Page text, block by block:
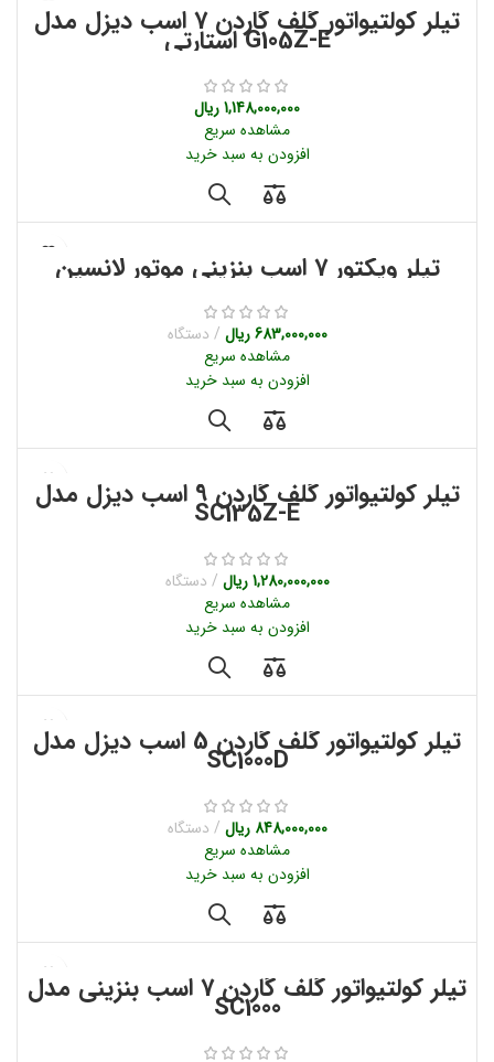
تیلر کولتیواتور گلف گاردن 7 اسب دیزل مدل
G105Z-E استارتی
1,148,000,000ریال
مشاهده سریع
افزودن به سبد خرید
تیلر ویکتور 7 اسب بنزینی موتور لانسین
683,000,000 ریال
دستگاه
مشاهده سریع
افزودن به سبد خرید
تیلر کولتیواتور گلف گاردن 9 اسب دیزل مدل
SC135Z-E
1,280,000,000 ریال
دستگاه
مشاهده سریع
افزودن به سبد خرید
تیلر کولتیواتور گلف گاردن 5 اسب دیزل مدل
SC1000D
848,000,000 ریال
دستگاه
مشاهده سریع
افزودن به سبد خرید
تیلر کولتیواتور گلف گاردن 7 اسب بنزینی مدل
SC1000